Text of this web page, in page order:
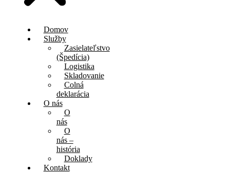
Domov
Služby
Zasielateľstvo
(Špedícia)
Logistika
Skladovanie
Colná
deklarácia
O nás
O
nás
O
nás –
história
Doklady
Kontakt